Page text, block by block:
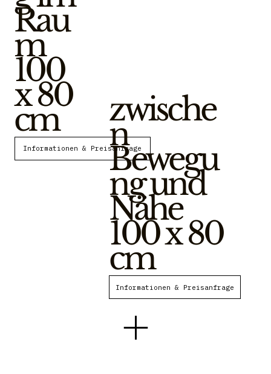
Rau
m
100
x 80
cm zwische
n
Bewegu
ng und
Nähe
100 x 80
cm